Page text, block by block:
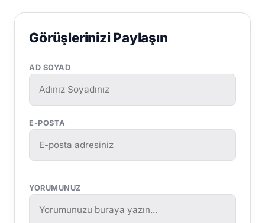
Görüşlerinizi Paylaşın
AD SOYAD
E-POSTA
YORUMUNUZ